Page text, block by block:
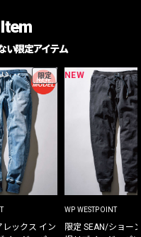
い限定アイテム
限定
レックス イン
NEW
WP WESTPOINT
限定 SEAN/ショー